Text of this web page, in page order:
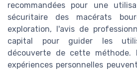
recommandées pour une
sécuritaire des macérats
exploration, l'avis de
capital pour guider les
découverte de cette méthode.
expériences personnelles